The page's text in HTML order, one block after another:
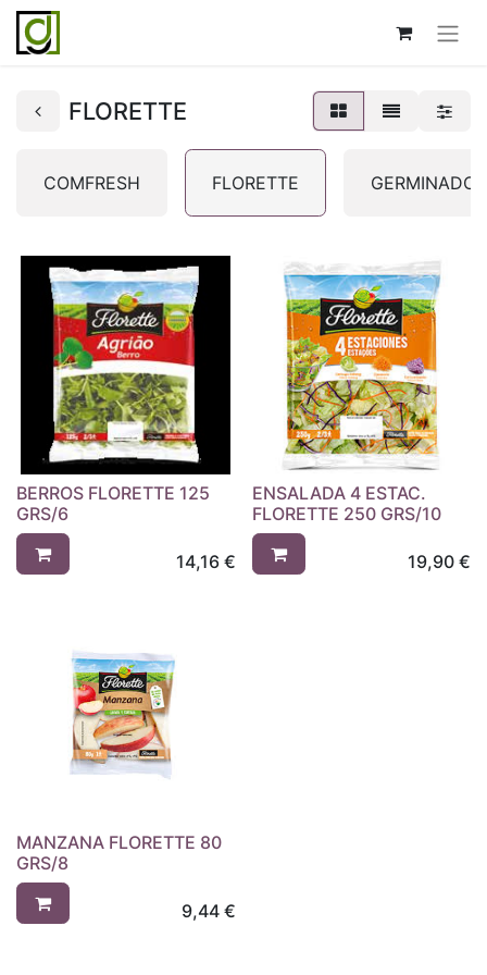
FLORETTE
COMFRESH FLORETTE GERMINADOS
BERROS FLORETTE 125
GRS/6
14,16€
ENSALADA 4 ESTAC.
FLORETTE 250 GRS/10
19,90 €
MANZANA FLORETTE 80
GRS/8
9,44€